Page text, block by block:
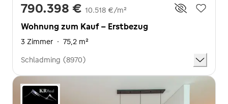
790.398 € 10.518 €/m²
Wohnung zum Kauf - Erstbezug
3 Zimmer · 75,2 m²
Schladming (8970)